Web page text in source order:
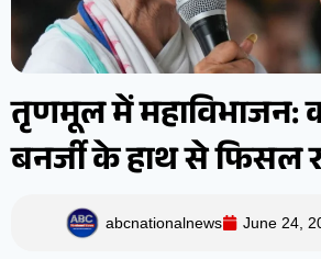
तृणमूल में महाविभाजन:
बनर्जी के हाथ से फिसल
abcnationalnews June 24,